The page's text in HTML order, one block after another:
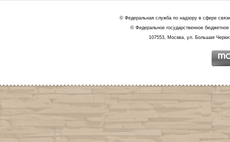
© Федеральная служба по надзору в сфере
© Федеральное государственное
107553, Москва, ул. Большая